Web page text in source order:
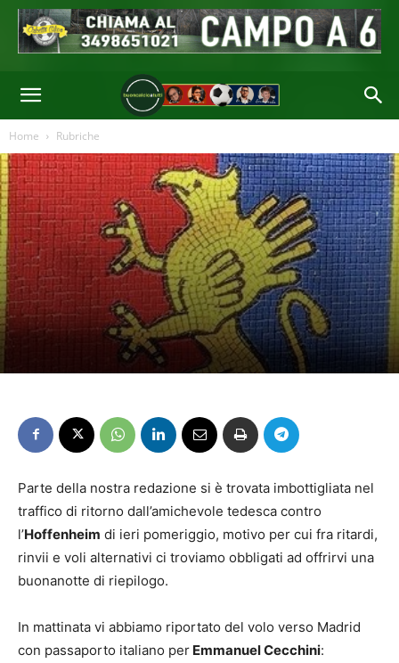
Home Rubriche
Parte della nostra redazione si è trovata imbottigliata nel
traffico di ritorno dall’amichevole tedesca contro
l’Hoffenheim di ieri pomeriggio, motivo per cui fra ritardi,
rinvii e voli alternativi ci troviamo obbligati ad offrirvi una
buonanotte di riepilogo.
In mattinata vi abbiamo riportato del volo verso Madrid
con passaporto italiano per Emmanuel Cecchini: